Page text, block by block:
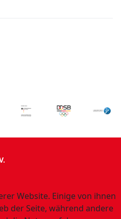
Website. Einige von ihnen
der Seite, während andere